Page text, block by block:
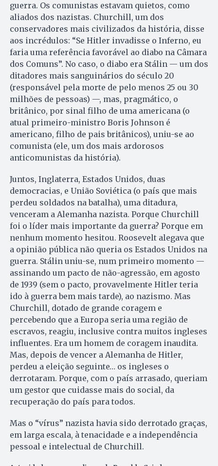
guerra. Os comunistas estavam quietos, como
aliados dos nazistas. Churchill, um dos
conservadores mais civilizados da história, disse
aos incrédulos: “Se Hitler invadisse o Inferno, eu
faria uma referência favorável ao diabo na Câmara
dos Comuns”. No caso, o diabo era Stálin — um dos
ditadores mais sanguinários do século 20
(responsável pela morte de pelo menos 25 ou 30
milhões de pessoas) —, mas, pragmático, o
britânico, por sinal filho de uma americana (o
atual primeiro-ministro Boris Johnson é
americano, filho de pais britânicos), uniu-se ao
comunista (ele, um dos mais ardorosos
anticomunistas da história).
Juntos, Inglaterra, Estados Unidos, duas
democracias, e União Soviética (o país que mais
perdeu soldados na batalha), uma ditadura,
venceram a Alemanha nazista. Porque Churchill
foi o líder mais importante da guerra? Porque em
nenhum momento hesitou. Roosevelt alegava que
a opinião pública não queria os Estados Unidos na
guerra. Stálin uniu-se, num primeiro momento —
assinando um pacto de não-agressão, em agosto
de 1939 (sem o pacto, provavelmente Hitler teria
ido à guerra bem mais tarde), ao nazismo. Mas
Churchill, dotado de grande coragem e
percebendo que a Europa seria uma região de
escravos, reagiu, inclusive contra muitos ingleses
influentes. Era um homem de coragem inaudita.
Mas, depois de vencer a Alemanha de Hitler,
perdeu a eleição seguinte… os ingleses o
derrotaram. Porque, com o país arrasado, queriam
um gestor que cuidasse mais do social, da
recuperação do país para todos.
Mas o “vírus” nazista havia sido derrotado graças,
em larga escala, à tenacidade e a independência
pessoal e intelectual de Churchill.